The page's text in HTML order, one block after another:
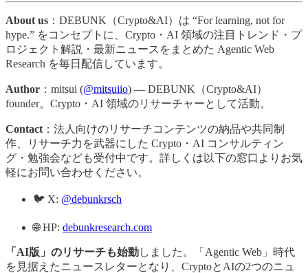
About us ：DEBUNK（Crypto&AI）は “For learning, not for
hype.” をコンセプトに、Crypto・AI 領域の注目トレンド・プ
ロジェクト解説・最新ニュースをまとめた Agentic Web
Research を毎日配信しています。
Author ：mitsui (@mitsuiio) — DEBUNK（Crypto&AI）
founder。Crypto・AI 領域のリサーチャーとして活動。
Contact ：法人向けのリサーチコンテンツの納品や共同制
作、リサーチ力を武器にした Crypto・AI コンサルティン
グ・勉強会なども受付中です。詳しくは以下の窓口よりお気
軽にお問い合わせください。
🐦 X: @debunkrsch
🌐 HP: debunkresearch.com
「AI版」のリサーチも始動しました。「Agentic Web」時代
を見据えたニュースレターとなり、CryptoとAIの2つのニュ